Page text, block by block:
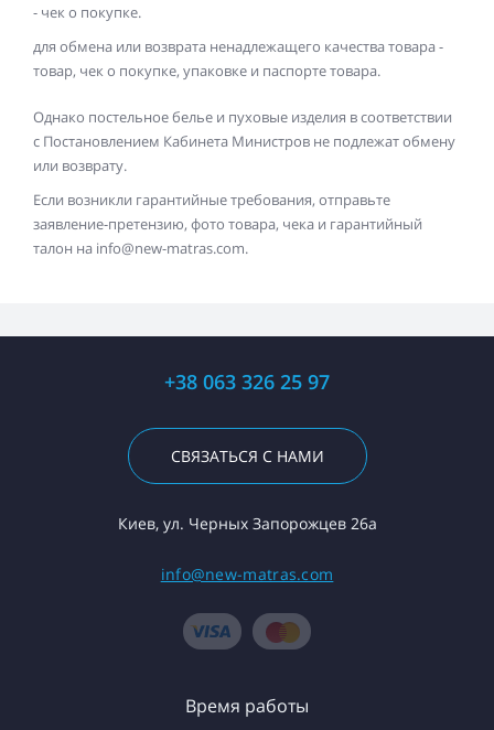
- чек о покупке.
для обмена или возврата ненадлежащего качества товара -
товар, чек о покупке, упаковке и паспорте товара.
Однако постельное белье и пуховые изделия в соответствии
с Постановлением Кабинета Министров не подлежат обмену
или возврату.
Если возникли гарантийные требования, отправьте
заявление-претензию, фото товара, чека и гарантийный
талон на info@new-matras.com.
+38 063 326 25 97
СВЯЗАТЬСЯ С НАМИ
Киев, ул. Черных Запорожцев 26а
info@new-matras.com
Время работы